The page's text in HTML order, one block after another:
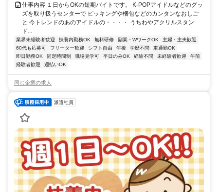
仕事内容 １日からOKの短期バイトです。 K-POPアイドルなどのグッ
ズを取り扱うセンターで ピッキングや梱包などのカンタンなおしご
と 今トレンドのあのアイドルの・・・・ うちわやアクリルスタン
ド...
業界未経験者歓迎 扶養内勤務OK 無料研修 副業・WワークOK
主婦・主夫歓迎
60代も応募可
フリーター歓迎 シフト自由 午後 学歴不問
車通勤OK
即日勤務OK
固定時間制 職場見学可 平日のみOK 経験不問 未経験者歓迎
午前
経験者歓迎
週払いOK
同じ企業の求人
派遣社員